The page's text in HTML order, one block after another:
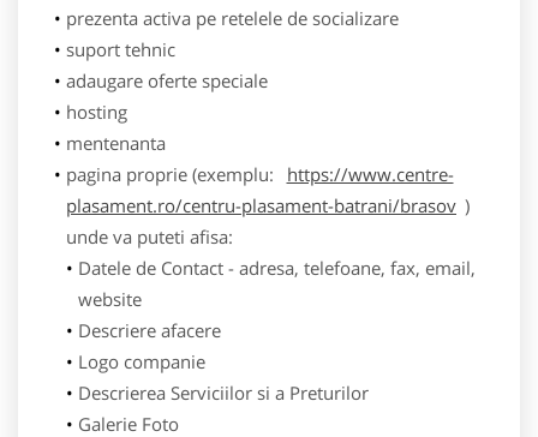
prezenta activa pe retelele de socializare
suport tehnic
adaugare oferte speciale
hosting
mentenanta
pagina proprie (exemplu:
https://www.centre-
plasament.ro/centru-plasament-batrani/brasov )
unde va puteti afisa:
Datele de Contact - adresa, telefoane, fax, email,
website
Descriere afacere
Logo companie
Descrierea Serviciilor si a Preturilor
Galerie Foto